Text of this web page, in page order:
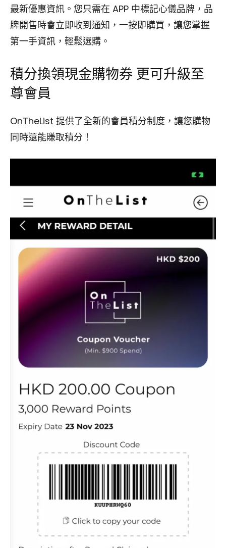
最新優惠資訊。您只需在 APP 中標記心儀品牌，品
牌開售時會立即收到通知，一按即購買，讓您掌握
第一手資訊，輕鬆選購。
積分換領現金購物券 更可升級至
尊會員
OnTheList 提供了全新的會員積分制度，讓您購物
同時還能賺取積分！